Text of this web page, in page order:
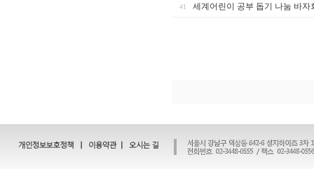
41 세계어린이 공부 돕기 나눔 바